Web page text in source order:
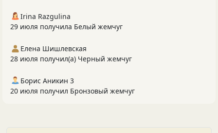
Irina Razgulina
29 июля получила Белый жемчуг
Елена Шишлевская
28 июля получил(а) Черный жемчуг
Борис Аникин 3
20 июля получил Бронзовый жемчуг